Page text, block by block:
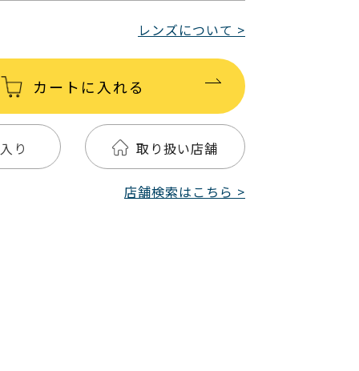
レンズについて >
カートに入れる
り 取り扱い店舗
店舗検索はこちら >